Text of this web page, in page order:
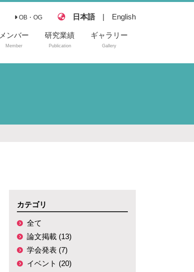
OB・OG 日本語 | English
メンバー
Member
研究業績
Publication
ギャラリー
Gallery
カテゴリ
全て
論文掲載 (13)
学会発表 (7)
イベント (20)